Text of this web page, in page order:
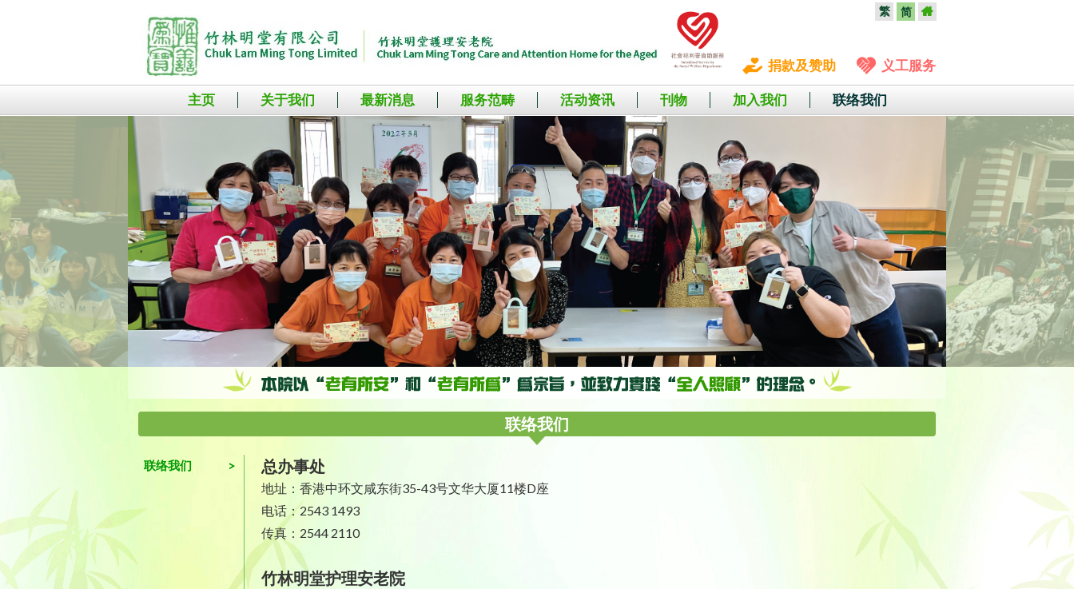
繁 简
主页 关于我们 最新消息 服务范畴 活动资讯 刊物 加入我们 联络我们
捐款及赞助 义工服务
联络我们
联络我们 总办事处
地址：香港中环文咸东街35-43号文华大厦11楼D座
电话：2543 1493
传真：2544 2110
竹林明堂护理安老院